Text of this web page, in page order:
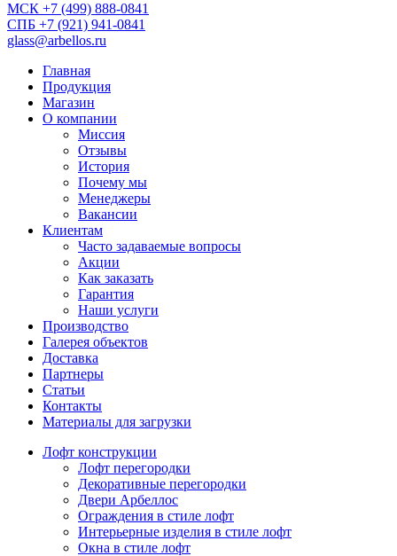
МСК +7 (499) 888-0841
СПБ +7 (921) 941-0841
glass@arbellos.ru
Главная
Продукция
Магазин
О компании
Миссия
Отзывы
История
Почему мы
Менеджеры
Вакансии
Клиентам
Часто задаваемые вопросы
Акции
Как заказать
Гарантия
Наши услуги
Производство
Галерея объектов
Доставка
Партнеры
Статьи
Контакты
Материалы для загрузки
Лофт конструкции
Лофт перегородки
Декоративные перегородки
Двери Арбеллос
Ограждения в стиле лофт
Интерьерные изделия в стиле лофт
Окна в стиле лофт